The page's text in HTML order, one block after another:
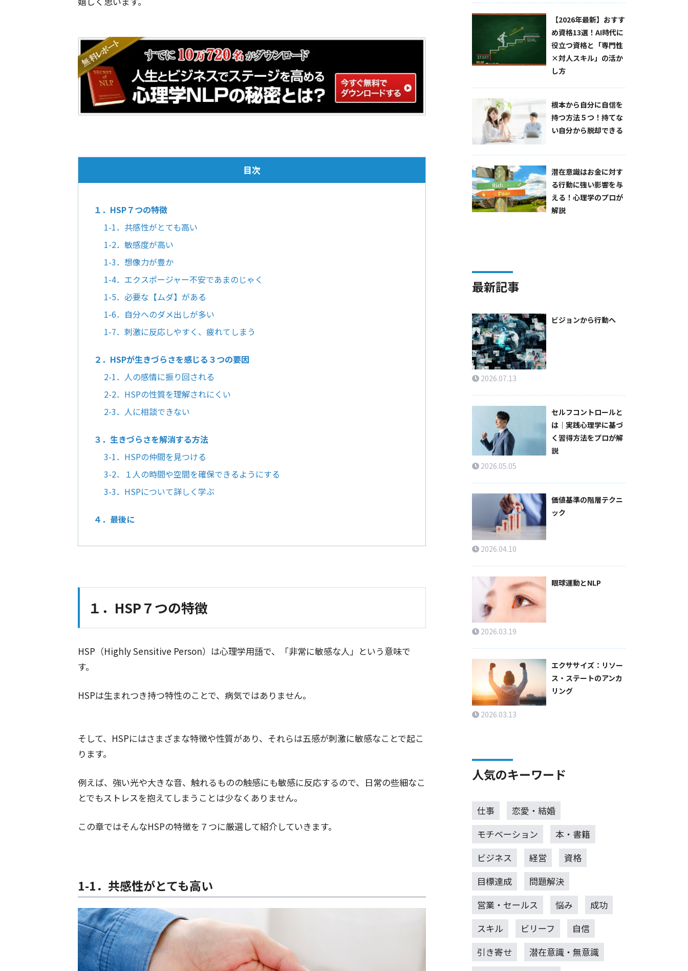
目次
１．HSP７つの特徴
1-1．共感性がとても高い
1-2．敏感度が高い
1-3．想像力が豊か
1-4．エクスポージャー不安であまのじゃく
1-5．必要な【ムダ】がある
1-6．自分へのダメ出しが多い
1-7．刺激に反応しやすく、疲れてしまう
２．HSPが生きづらさを感じる３つの要因
2-1．人の感情に振り回される
2-2．HSPの性質を理解されにくい
2-3．人に相談できない
３．生きづらさを解消する方法
3-1．HSPの仲間を見つける
3-2．１人の時間や空間を確保できるようにする
3-3．HSPについて詳しく学ぶ
４．最後に
１．HSP７つの特徴
HSP（Highly Sensitive Person）は心理学用語で、「非常に敏感な人」という意味で
す。
HSPは生まれつき持つ特性のことで、病気ではありません。
そして、HSPにはさまざまな特徴や性質があり、それらは五感が刺激に敏感なことで起こ
ります。
例えば、強い光や大きな音、触れるものの触感にも敏感に反応するので、日常の些細なこ
とでもストレスを抱えてしまうことは少なくありません。
この章ではそんなHSPの特徴を７つに厳選して紹介していきます。
1-1．共感性がとても高い
【2026年最新】おすす
め資格13選！AI時代に
役立つ資格と「専門性
×対人スキル」の活か
し方
根本から自分に自信を
持つ方法５つ！持てな
い自分から脱却できる
潜在意識はお金に対す
る行動に強い影響を与
える！心理学のプロが
解説
最新記事
ビジョンから行動へ
2026.07.13
セルフコントロールと
は｜実践心理学に基づ
く習得方法をプロが解
説
2026.05.05
価値基準の階層テクニ
ック
2026.04.10
眼球運動とNLP
2026.03.19
エクササイズ：リソー
ス・ステートのアンカ
リング
2026.03.13
人気のキーワード
仕事
恋愛・結婚
モチベーション
本・書籍
ビジネス
経営
資格
目標達成
問題解決
営業・セールス
悩み
成功
スキル
ビリーフ
自信
引き寄せ
潜在意識・無意識